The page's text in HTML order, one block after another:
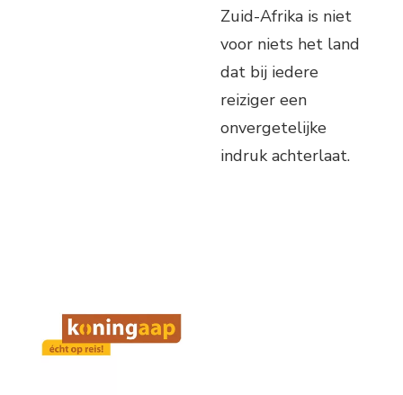
Zuid-Afrika is niet
voor niets het land
dat bij iedere
reiziger een
onvergetelijke
indruk achterlaat.